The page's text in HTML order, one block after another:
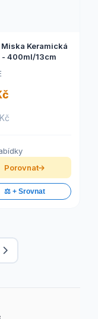
Keramická
- 400ml/13cm
Porovnat
⚖️ + Srovnat